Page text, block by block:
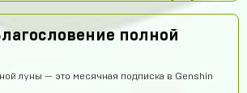
полной
луны — это месячная подписка в Genshin